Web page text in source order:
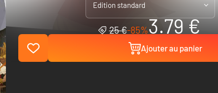
Edition standard
25 €-85%3.79 €
Ajouter au panier